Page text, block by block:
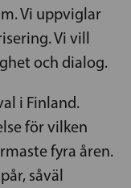
Vi uppviglar
Vi vill
och dialog.
i Finland.
för vilken
fyra åren.
såväl